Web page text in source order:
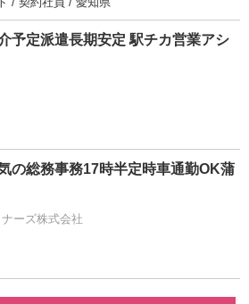
予定派遣長期安定 駅チカ営業アシ
の総務事務17時半定時車通勤OK蒲
ーズ株式会社